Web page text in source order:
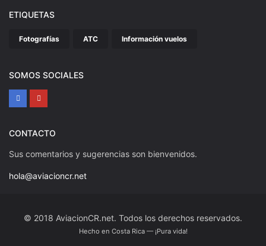
ETIQUETAS
Fotografías ATC Información vuelos
SOMOS SOCIALES
CONTACTO
Sus comentarios y sugerencias son bienvenidos.
hola@aviacioncr.net
© 2018 AviacionCR.net. Todos los derechos reservados.
Hecho en Costa Rica — ¡Pura vida!